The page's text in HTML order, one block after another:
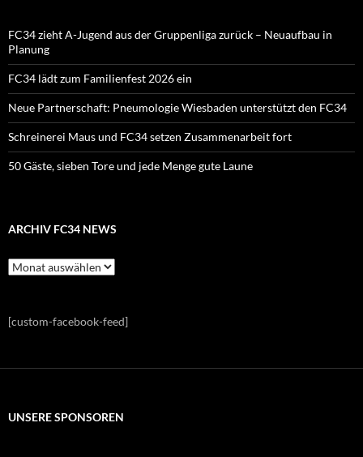
FC34 zieht A-Jugend aus der Gruppenliga zurück – Neuaufbau in
Planung
FC34 lädt zum Familienfest 2026 ein
Neue Partnerschaft: Pneumologie Wiesbaden unterstützt den FC34
Schreinerei Maus und FC34 setzen Zusammenarbeit fort
50 Gäste, sieben Tore und jede Menge gute Laune
ARCHIV FC34 NEWS
Archiv
FC34
[custom-facebook-feed]
UNSERE SPONSOREN